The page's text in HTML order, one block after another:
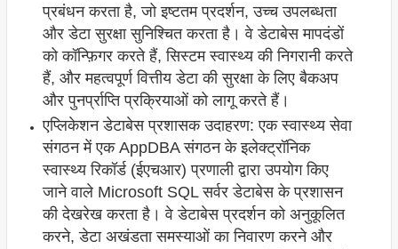
प्रबंधन करता है, जो इष्टतम प्रदर्शन, उच्च उपलब्धता
और डेटा सुरक्षा सुनिश्चित करता है। वे डेटाबेस मापदंडों
को कॉन्फ़िगर करते हैं, सिस्टम स्वास्थ्य की निगरानी करते
हैं, और महत्वपूर्ण वित्तीय डेटा की सुरक्षा के लिए बैकअप
और पुनर्प्राप्ति प्रक्रियाओं को लागू करते हैं।
एप्लिकेशन डेटाबेस प्रशासक उदाहरण: एक स्वास्थ्य सेवा
संगठन में एक AppDBA संगठन के इलेक्ट्रॉनिक
स्वास्थ्य रिकॉर्ड (ईएचआर) प्रणाली द्वारा उपयोग किए
जाने वाले Microsoft SQL सर्वर डेटाबेस के प्रशासन
की देखरेख करता है। वे डेटाबेस प्रदर्शन को अनुकूलित
करने, डेटा अखंडता समस्याओं का निवारण करने और